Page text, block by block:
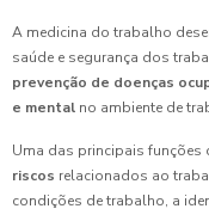
A medicina do trabalho
saúde e segurança dos
prevenção de doenças
e mental no ambiente de
Uma das principais
riscos relacionados ao
condições de trabalho, a